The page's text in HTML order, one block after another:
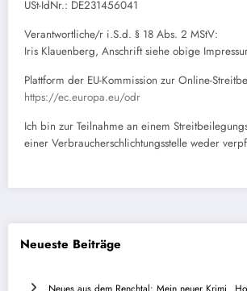
USt-IdNr.: DE231456041
Verantwortliche/r i.S.d. § 18 Abs. 2 MStV:
Iris Klauenberg, Anschrift siehe obige
Plattform der EU-Kommission zur Online-
https://ec.europa.eu/odrIn
Fenster
öffnen
Ich bin zur Teilnahme an einem
einer Verbraucherschlichtungsstelle weder
Neueste Beiträge